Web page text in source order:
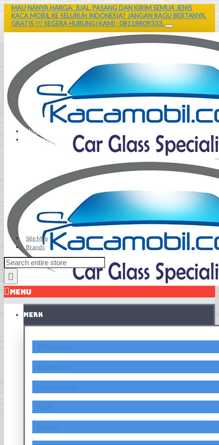
MAU NANYA HARGA, JUAL, PASANG DAN KIRIM SEMUA JENIS
KACA MOBIL KE SELURUH INDONESIA? JANGAN RAGU BERTANYA.
GRATIS !!! SEGERA HUBUNGI KAMI : 08118809333.
Home
Contact Us
Site Map
Brands
MENU
MERK
Alfa Romeo
Asahimas
Aston Martin
Audi
Austin